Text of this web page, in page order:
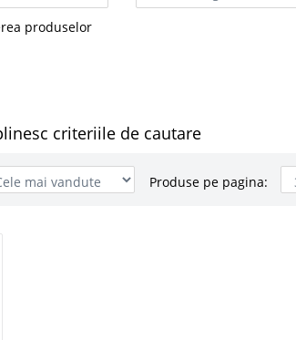
produselor
criteriile de cautare
Produse pe pagina: